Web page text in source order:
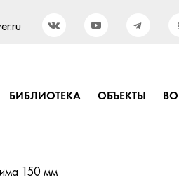
БИБЛИОТЕКА ОБЪЕКТЫ
150 мм